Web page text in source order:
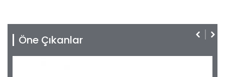
Öne Çıkanlar